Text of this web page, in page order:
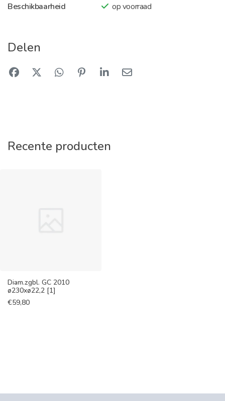
Beschikbaarheid
op voorraad
Delen
Recente producten
Diam.zgbl. GC 2010
ø230xø22,2 [1]
€59,80